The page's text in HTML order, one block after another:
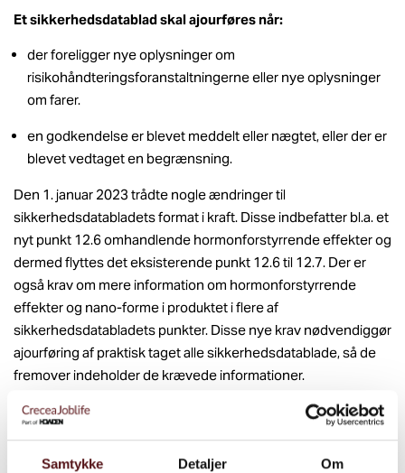
Samtykke Detaljer Om
Et sikkerhedsdatablad skal ajourføres når:
der foreligger nye oplysninger om
risikohåndteringsforanstaltningerne eller nye oplysninger
om farer.
en godkendelse er blevet meddelt eller nægtet, eller der er
blevet vedtaget en begrænsning.
Den 1. januar 2023 trådte nogle ændringer til
sikkerhedsdatabladets format i kraft. Disse indbefatter bl.a. et
nyt punkt 12.6 omhandlende hormonforstyrrende effekter og
dermed flyttes det eksisterende punkt 12.6 til 12.7. Der er
også krav om mere information om hormonforstyrrende
effekter og nano-forme i produktet i flere af
sikkerhedsdatabladets punkter. Disse nye krav nødvendiggør
ajourføring af praktisk taget alle sikkerhedsdatablade, så de
fremover indeholder de krævede informationer.
Derudover anbefales det under alle omstændigheder at
mellemrum.